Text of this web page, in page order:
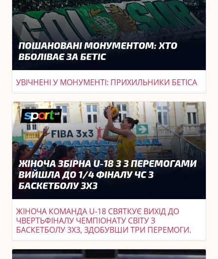
УВІЧНЕНІ У МОНУМЕНТІ: ПРИХИЛЬНИКИ БЕТІСА
ЖІНОЧА КОМАНДА U-18 СВЯТКУЄ ВИХІД ДО
ЧВЕРТЬФІНАЛУ ЧЕМПІОНАТУ СВІТУ З
БАСКЕТБОЛУ 3X3, ЗДОБУВШИ ТРИ ПЕРЕМОГИ.